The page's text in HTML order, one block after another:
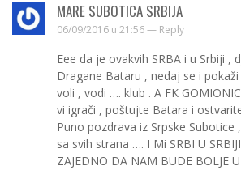
MARE SUBOTICA SRBIJA
06/09/2016 u 21:56 — Reply
Eee da je ovakvih SRBA i u Srbiji ,
Dragane Bataru , nedaj se i
voli , vodi …. klub . A FK
vi igrači , poštujte Batara i
Puno pozdrava iz Srpske Subotice
sa svih strana …. I Mi SRBI U
ZAJEDNO DA NAM BUDE BOLJE